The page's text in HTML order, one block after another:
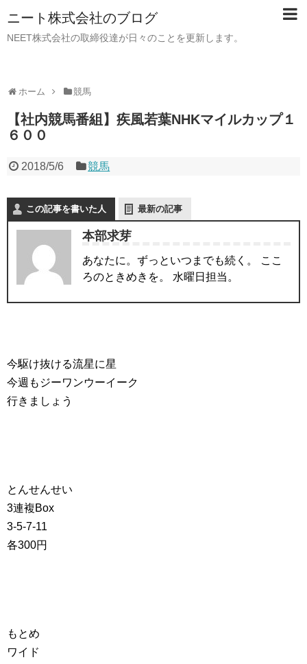
ニート株式会社のブログ
NEET株式会社の取締役達が日々のことを更新します。
ホーム 競馬
【社内競馬番組】疾風若葉NHKマイルカップ１
６００
2018/5/6 競馬
この記事を書いた人 最新の記事
本部求芽
あなたに。ずっといつまでも続く。 ここ
ろのときめきを。 水曜日担当。
今駆け抜ける流星に星
今週もジーワンウーイーク
行きましょう
とんせんせい
3連複Box
3-5-7-11
各300円
もとめ
ワイド